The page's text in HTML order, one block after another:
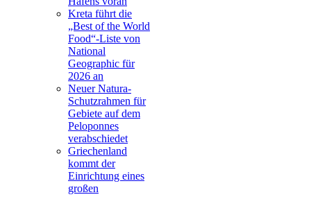
Kreta führt die
„Best of the World
Food“-Liste von
National
Geographic für
2026 an
Neuer Natura-
Schutzrahmen für
Gebiete auf dem
Peloponnes
verabschiedet
Griechenland
kommt der
Einrichtung eines
großen